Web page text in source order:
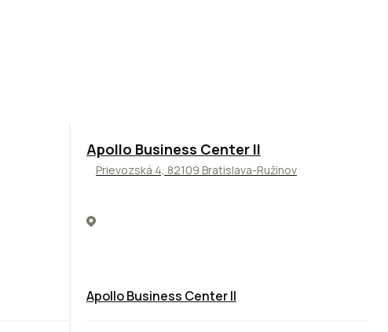
TOP NOVINKA ODPORÚČAME
Apollo Business Center II
Prievozská 4, 82109 Bratislava-Ružinov
Apollo Business Center II